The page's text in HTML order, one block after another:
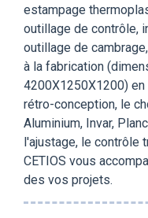
estampage
outillage de contrôle,
outillage de
à la fabrication
4200X1250X1200)
rétro-conception, le
Aluminium, Invar,
l'ajustage, le contrôle
CETIOS vous
des vos projets.